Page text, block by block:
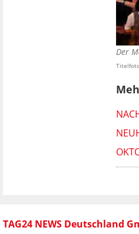
Der
TAG24 NEWS Deutschland